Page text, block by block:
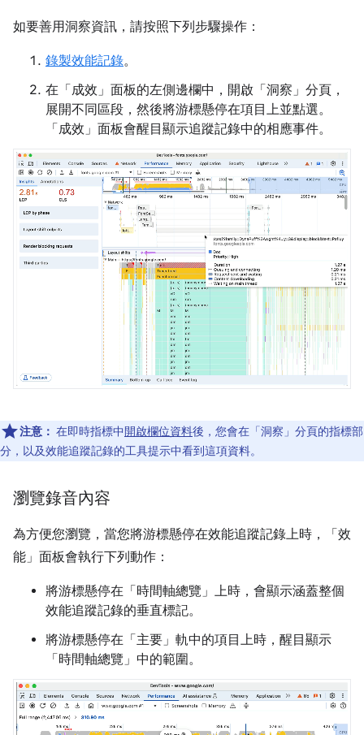
如要善用洞察資訊，請按照下列步驟操作：
錄製效能記錄。
在「成效」 面板的左側邊欄中，開啟「洞察」 分頁，
展開不同區段，然後將游標懸停在項目上並點選。
「成效」 面板會醒目顯示追蹤記錄中的相應事件。
注意： 在即時指標中開啟欄位資料後，您會在「洞察」 分頁的指標部
分，以及效能追蹤記錄的工具提示中看到這項資料。
瀏覽錄音內容
為方便您瀏覽，當您將游標懸停在效能追蹤記錄上時，「效
能」 面板會執行下列動作：
將游標懸停在「時間軸總覽」 上時，會顯示涵蓋整個
效能追蹤記錄的垂直標記。
將游標懸停在「主要」 軌中的項目上時，醒目顯示
「時間軸總覽」 中的範圍。